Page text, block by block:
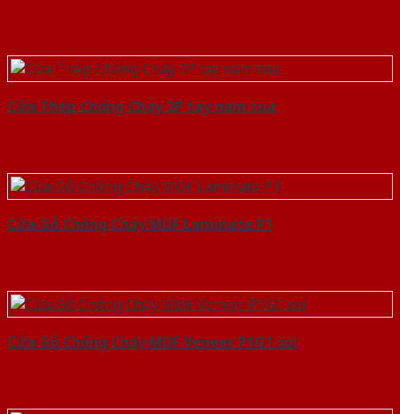
Cửa Thép Chống Cháy 2P tay nam cua
Cửa Gỗ Chống Cháy MDF Laminate P1
Cửa Gỗ Chống Cháy MDF Veneer P1G1 soi